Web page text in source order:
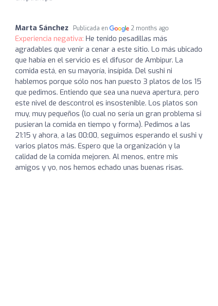
Marta Sánchez Publicada en 2 months ago
Experiencia negativa: He tenido pesadillas más
agradables que venir a cenar a este sitio. Lo más ubicado
que había en el servicio es el difusor de Ambipur. La
comida está, en su mayoría, insípida. Del sushi ni
hablemos porque sólo nos han puesto 3 platos de los 15
que pedimos. Entiendo que sea una nueva apertura, pero
este nivel de descontrol es insostenible. Los platos son
muy, muy pequeños (lo cual no sería un gran problema si
pusieran la comida en tiempo y forma). Pedimos a las
21:15 y ahora, a las 00:00, seguimos esperando el sushi y
varios platos más. Espero que la organización y la
calidad de la comida mejoren. Al menos, entre mis
amigos y yo, nos hemos echado unas buenas risas.